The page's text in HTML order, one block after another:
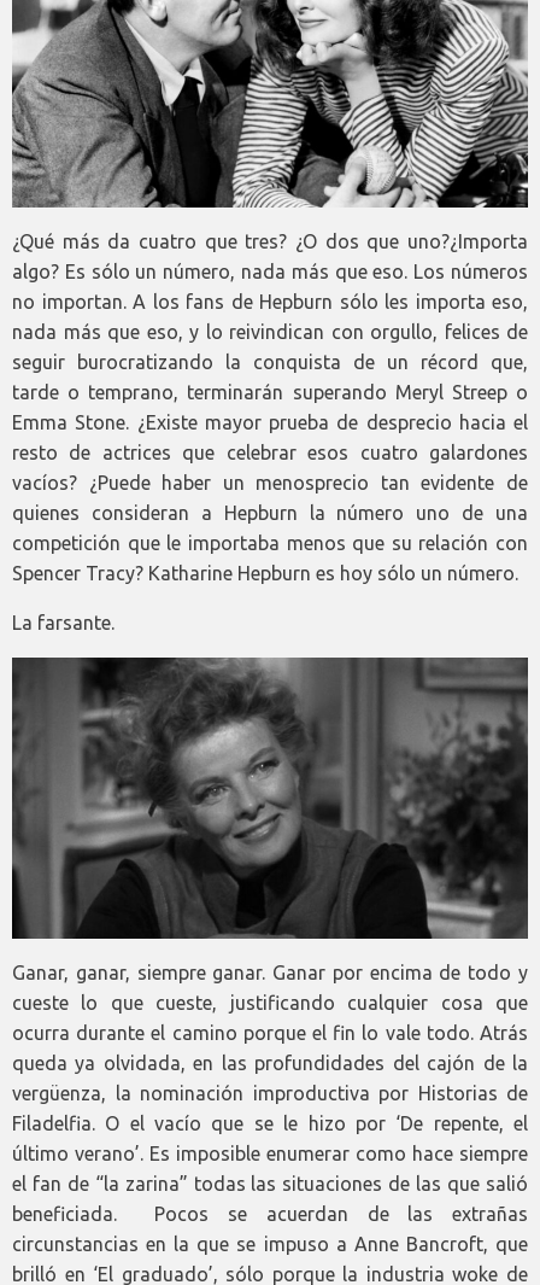
¿Qué más da cuatro que tres? ¿O dos que uno?¿Importa
algo? Es sólo un número, nada más que eso. Los números
no importan. A los fans de Hepburn sólo les importa eso,
nada más que eso, y lo reivindican con orgullo, felices de
seguir burocratizando la conquista de un récord que,
tarde o temprano, terminarán superando Meryl Streep o
Emma Stone. ¿Existe mayor prueba de desprecio hacia el
resto de actrices que celebrar esos cuatro galardones
vacíos? ¿Puede haber un menosprecio tan evidente de
quienes consideran a Hepburn la número uno de una
competición que le importaba menos que su relación con
Spencer Tracy? Katharine Hepburn es hoy sólo un número.
La farsante.
Ganar, ganar, siempre ganar. Ganar por encima de todo y
cueste lo que cueste, justificando cualquier cosa que
ocurra durante el camino porque el fin lo vale todo. Atrás
queda ya olvidada, en las profundidades del cajón de la
vergüenza, la nominación improductiva por Historias de
Filadelfia. O el vacío que se le hizo por ‘De repente, el
último verano’. Es imposible enumerar como hace siempre
el fan de “la zarina” todas las situaciones de las que salió
beneficiada. Pocos se acuerdan de las extrañas
circunstancias en la que se impuso a Anne Bancroft, que
brilló en ‘El graduado’, sólo porque la industria woke de